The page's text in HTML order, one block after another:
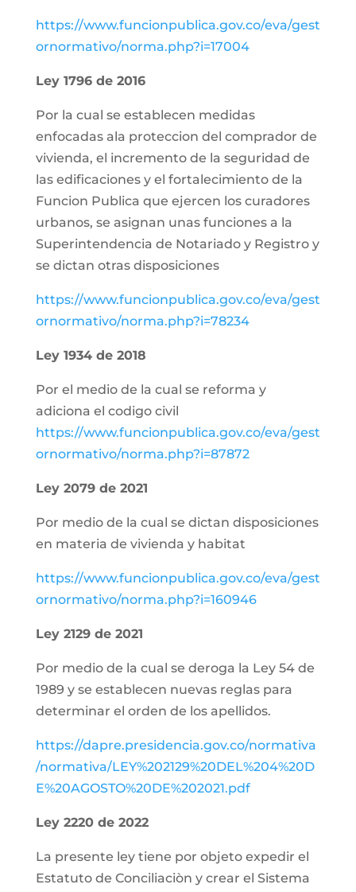
https://www.funcionpublica.gov.co/eva/gest
ornormativo/norma.php?i=17004
Ley 1796 de 2016
Por la cual se establecen medidas
enfocadas ala proteccion del comprador de
vivienda, el incremento de la seguridad de
las edificaciones y el fortalecimiento de la
Funcion Publica que ejercen los curadores
urbanos, se asignan unas funciones a la
Superintendencia de Notariado y Registro y
se dictan otras disposiciones
https://www.funcionpublica.gov.co/eva/gest
ornormativo/norma.php?i=78234
Ley 1934 de 2018
Por el medio de la cual se reforma y
adiciona el codigo civil
https://www.funcionpublica.gov.co/eva/gest
ornormativo/norma.php?i=87872
Ley 2079 de 2021
Por medio de la cual se dictan disposiciones
en materia de vivienda y habitat
https://www.funcionpublica.gov.co/eva/gest
ornormativo/norma.php?i=160946
Ley 2129 de 2021
Por medio de la cual se deroga la Ley 54 de
1989 y se establecen nuevas reglas para
determinar el orden de los apellidos.
https://dapre.presidencia.gov.co/normativa
/normativa/LEY%202129%20DEL%204%20D
E%20AGOSTO%20DE%202021.pdf
Ley 2220 de 2022
La presente ley tiene por objeto expedir el
Estatuto de Conciliaciòn y crear el Sistema